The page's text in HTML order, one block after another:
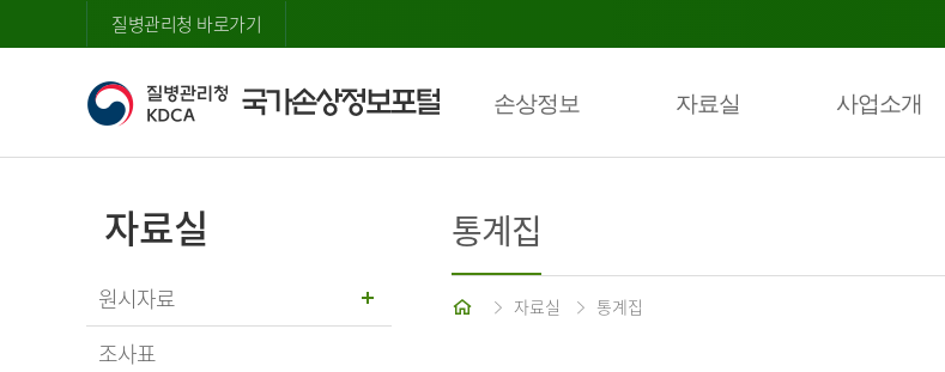
질병관리청 바로가기
손상정보 자료실 사업소개
자료실
원시자료
조사표
통계집
홈 자료실 통계집